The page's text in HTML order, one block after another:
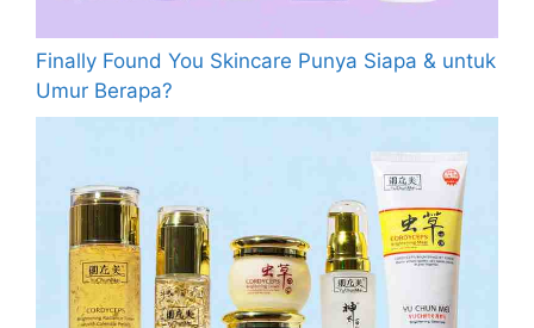
Finally Found You Skincare Punya Siapa & untuk
Umur Berapa?